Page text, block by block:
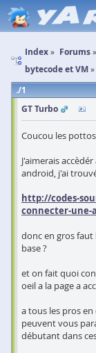
Index Forums
bytecode et VM
1
GT Turbo
Coucou les
J'aimerais
android, j'ai
http://codes-
connecter-une-
donc en gros
base ?
et on fait quoi
oeil a la page a
a tous les pros
peuvent vous
débutant dans